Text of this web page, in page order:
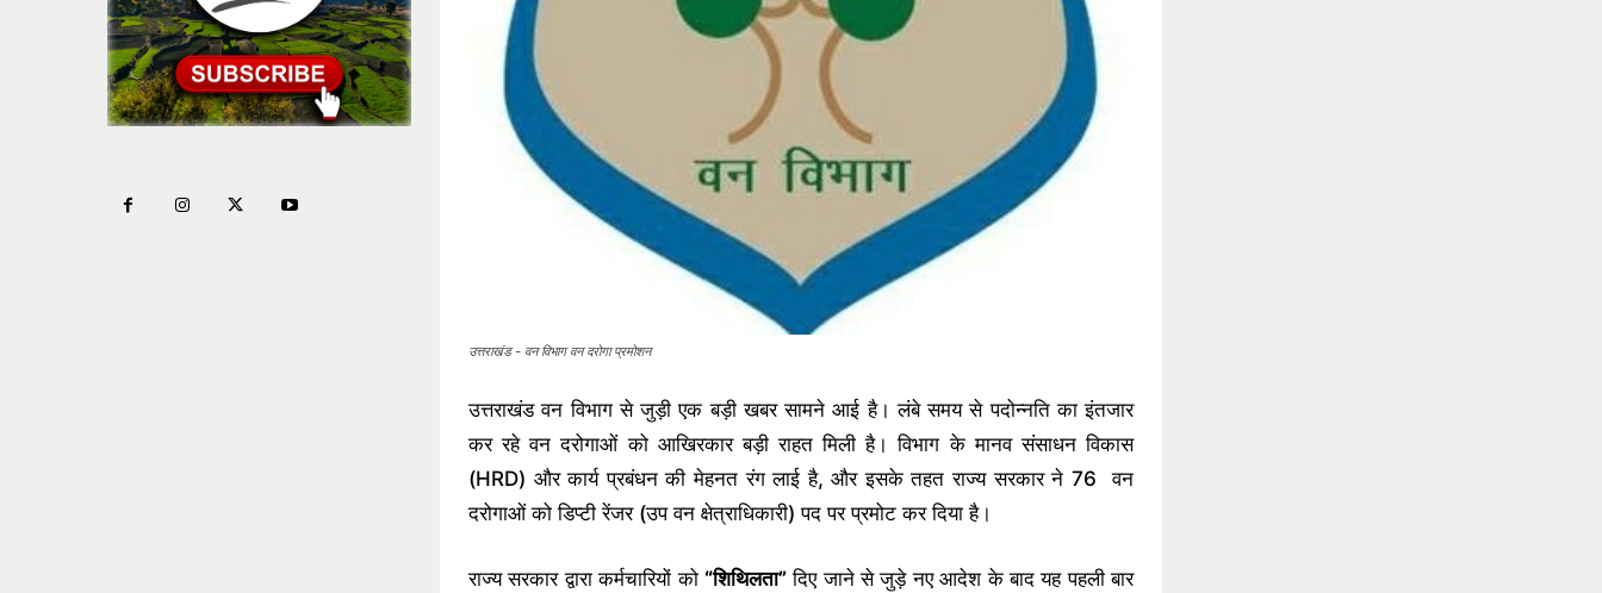
उत्तराखंड - वन विभाग वन दरोगा प्रमोशन
उत्तराखंड वन विभाग से जुड़ी एक बड़ी खबर सामने आई है। लंबे समय से पदोन्नति का इंतजार
कर रहे वन दरोगाओं को आखिरकार बड़ी राहत मिली है। विभाग के मानव संसाधन विकास
(HRD) और कार्य प्रबंधन की मेहनत रंग लाई है, और इसके तहत राज्य सरकार ने 76 वन
दरोगाओं को डिप्टी रेंजर (उप वन क्षेत्राधिकारी) पद पर प्रमोट कर दिया है।
राज्य सरकार द्वारा कर्मचारियों को “शिथिलता”दिए जाने से जुड़े नए आदेश के बाद यह पहली बार